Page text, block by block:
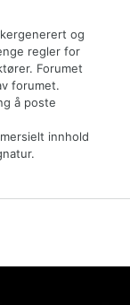
og
regler for
Forumet
forumet.
å poste
innhold